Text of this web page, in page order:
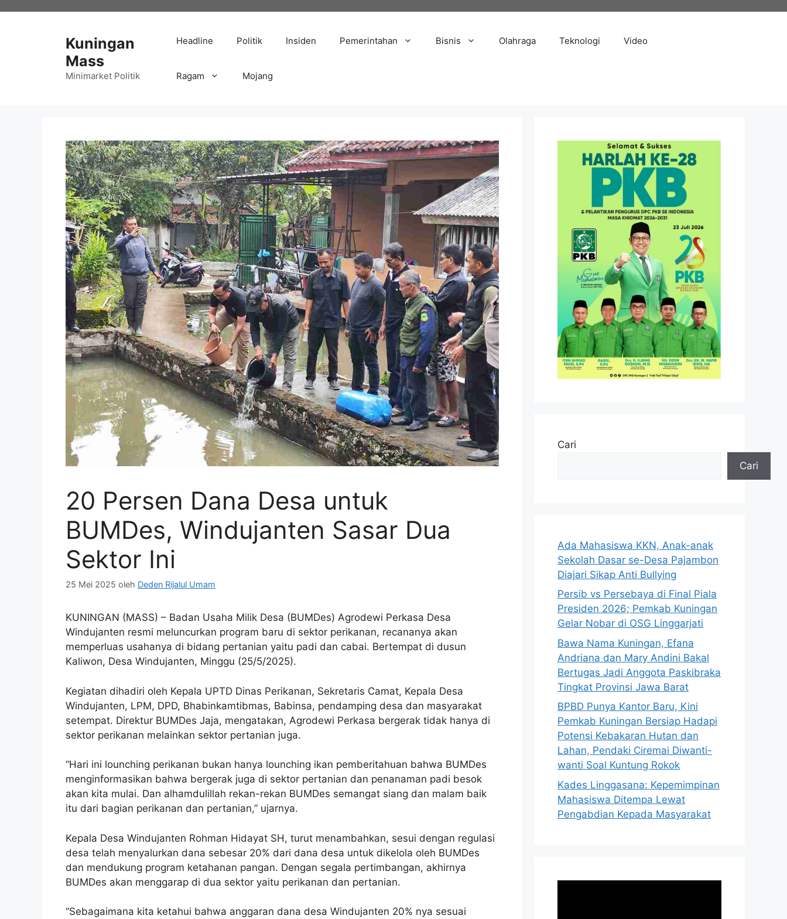
Kuningan
Mass
Minimarket Politik
Headline Politik Insiden Pemerintahan Bisnis Olahraga Teknologi Video
Ragam Mojang
20 Persen Dana Desa untuk
BUMDes, Windujanten Sasar Dua
Sektor Ini
25 Mei 2025 oleh Deden Rijalul Umam
KUNINGAN (MASS) – Badan Usaha Milik Desa (BUMDes) Agrodewi Perkasa Desa
Windujanten resmi meluncurkan program baru di sektor perikanan, recananya akan
memperluas usahanya di bidang pertanian yaitu padi dan cabai. Bertempat di dusun
Kaliwon, Desa Windujanten, Minggu (25/5/2025).
Kegiatan dihadiri oleh Kepala UPTD Dinas Perikanan, Sekretaris Camat, Kepala Desa
Windujanten, LPM, DPD, Bhabinkamtibmas, Babinsa, pendamping desa dan masyarakat
setempat. Direktur BUMDes Jaja, mengatakan, Agrodewi Perkasa bergerak tidak hanya di
sektor perikanan melainkan sektor pertanian juga.
“Hari ini lounching perikanan bukan hanya lounching ikan pemberitahuan bahwa BUMDes
menginformasikan bahwa bergerak juga di sektor pertanian dan penanaman padi besok
akan kita mulai. Dan alhamdulillah rekan-rekan BUMDes semangat siang dan malam baik
itu dari bagian perikanan dan pertanian,” ujarnya.
Kepala Desa Windujanten Rohman Hidayat SH, turut menambahkan, sesui dengan regulasi
desa telah menyalurkan dana sebesar 20% dari dana desa untuk dikelola oleh BUMDes
dan mendukung program ketahanan pangan. Dengan segala pertimbangan, akhirnya
BUMDes akan menggarap di dua sektor yaitu perikanan dan pertanian.
“Sebagaimana kita ketahui bahwa anggaran dana desa Windujanten 20% nya sesuai
Cari
Cari
Ada Mahasiswa KKN, Anak-anak
Sekolah Dasar se-Desa Pajambon
Diajari Sikap Anti Bullying
Persib vs Persebaya di Final Piala
Presiden 2026; Pemkab Kuningan
Gelar Nobar di OSG Linggarjati
Bawa Nama Kuningan, Efana
Andriana dan Mary Andini Bakal
Bertugas Jadi Anggota Paskibraka
Tingkat Provinsi Jawa Barat
BPBD Punya Kantor Baru, Kini
Pemkab Kuningan Bersiap Hadapi
Potensi Kebakaran Hutan dan
Lahan, Pendaki Ciremai Diwanti-
wanti Soal Kuntung Rokok
Kades Linggasana: Kepemimpinan
Mahasiswa Ditempa Lewat
Pengabdian Kepada Masyarakat